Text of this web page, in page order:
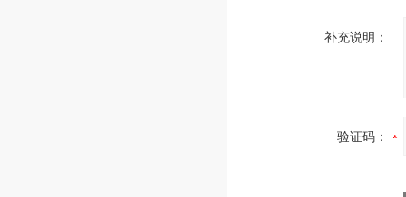
补充说明：
验证码：